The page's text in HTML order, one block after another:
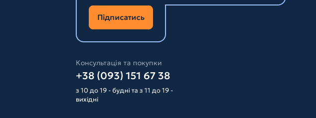
Підписатись
Консультація та покупки
+38 (093) 151 67 38
з 10 до 19 - будні та з 11 до 19 -
вихідні